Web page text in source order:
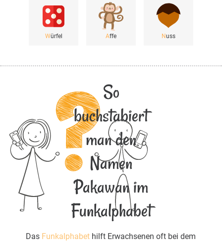
Würfel Affe Nuss
So
buchstabiert
man den
Namen
Pakawan im
Funkalphabet
Das Funkalphabet hilft Erwachsenen oft bei dem